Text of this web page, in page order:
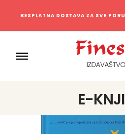
BESPLATNA DOSTAVA ZA SVE
E-